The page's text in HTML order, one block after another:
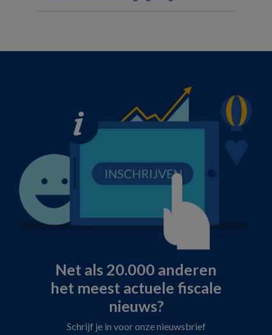
Net als 20.000 anderen
het meest actuele fiscale
nieuws?
Schrijf je in voor onze nieuwsbrief